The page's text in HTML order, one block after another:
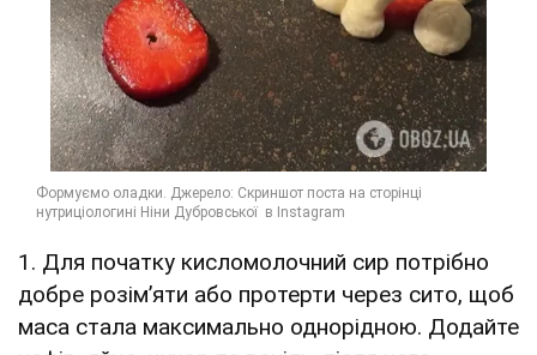
1. Для початку кисломолочний сир потрібно
добре розім’яти або протерти через сито, щоб
маса стала максимально однорідною. Додайте